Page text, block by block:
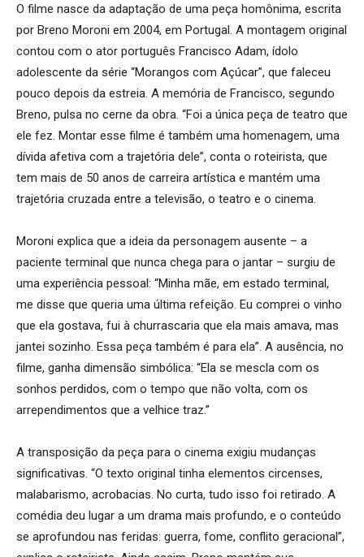
O filme nasce da adaptação de uma peça homônima, escrita
por Breno Moroni em 2004, em Portugal. A montagem original
contou com o ator português Francisco Adam, ídolo
adolescente da série “Morangos com Açúcar”, que faleceu
pouco depois da estreia. A memória de Francisco, segundo
Breno, pulsa no cerne da obra. “Foi a única peça de teatro que
ele fez. Montar esse filme é também uma homenagem, uma
dívida afetiva com a trajetória dele”, conta o roteirista, que
tem mais de 50 anos de carreira artística e mantém uma
trajetória cruzada entre a televisão, o teatro e o cinema.
Moroni explica que a ideia da personagem ausente – a
paciente terminal que nunca chega para o jantar – surgiu de
uma experiência pessoal: “Minha mãe, em estado terminal,
me disse que queria uma última refeição. Eu comprei o vinho
que ela gostava, fui à churrascaria que ela mais amava, mas
jantei sozinho. Essa peça também é para ela”. A ausência, no
filme, ganha dimensão simbólica: “Ela se mescla com os
sonhos perdidos, com o tempo que não volta, com os
arrependimentos que a velhice traz.”
A transposição da peça para o cinema exigiu mudanças
significativas. “O texto original tinha elementos circenses,
malabarismo, acrobacias. No curta, tudo isso foi retirado. A
comédia deu lugar a um drama mais profundo, e o conteúdo
se aprofundou nas feridas: guerra, fome, conflito geracional”,